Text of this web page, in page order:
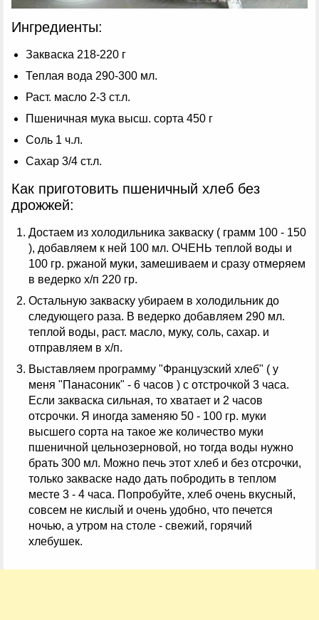
Ингредиенты:
Закваска 218-220 г
Теплая вода 290-300 мл.
Раст. масло 2-3 ст.л.
Пшеничная мука высш. сорта 450 г
Соль 1 ч.л.
Сахар 3/4 ст.л.
Как приготовить пшеничный хлеб без
дрожжей:
Достаем из холодильника закваску ( грамм 100 - 150
), добавляем к ней 100 мл. ОЧЕНЬ теплой воды и
100 гр. ржаной муки, замешиваем и сразу отмеряем
в ведерко х/п 220 гр.
Остальную закваску убираем в холодильник до
следующего раза. В ведерко добавляем 290 мл.
теплой воды, раст. масло, муку, соль, сахар. и
отправляем в х/п.
Выставляем программу "Французский хлеб" ( у
меня "Панасоник" - 6 часов ) с отстрочкой 3 часа.
Если закваска сильная, то хватает и 2 часов
отсрочки. Я иногда заменяю 50 - 100 гр. муки
высшего сорта на такое же количество муки
пшеничной цельнозерновой, но тогда воды нужно
брать 300 мл. Можно печь этот хлеб и без отсрочки,
только закваске надо дать побродить в теплом
месте 3 - 4 часа. Попробуйте, хлеб очень вкусный,
совсем не кислый и очень удобно, что печется
ночью, а утром на столе - свежий, горячий
хлебушек.